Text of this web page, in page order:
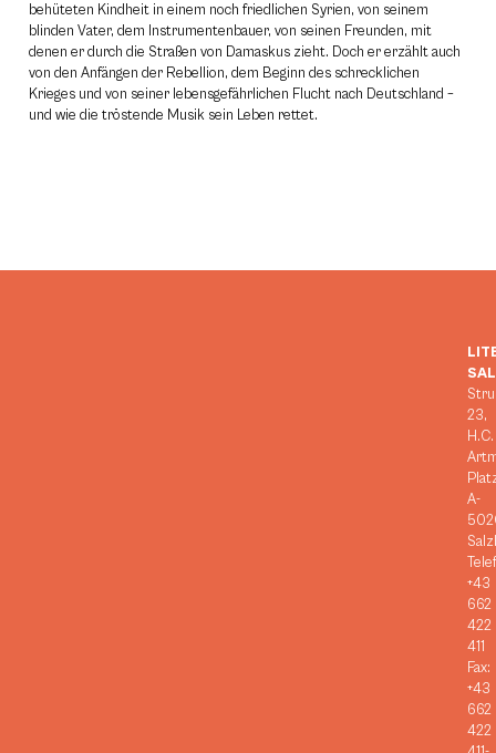
behüteten Kindheit in einem noch friedlichen Syrien, von seinem
blinden Vater, dem Instrumentenbauer, von seinen Freunden, mit
denen er durch die Straßen von Damaskus zieht. Doch er erzählt auch
von den Anfängen der Rebellion, dem Beginn des schrecklichen
Krieges und von seiner lebensgefährlichen Flucht nach Deutschland –
und wie die tröstende Musik sein Leben rettet.
23,
H.C.
A-
+43
662
422
411
Fax:
+43
662
422